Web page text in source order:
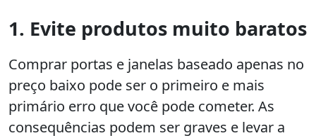
1. Evite produtos muito baratos
Comprar portas e janelas baseado apenas no
preço baixo pode ser o primeiro e mais
primário erro que você pode cometer. As
consequências podem ser graves e levar a